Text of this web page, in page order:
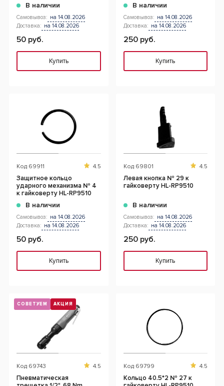
В наличии
Самовывоз: на 14.08.2026
Доставка: на 14.08.2026
50 руб.
Купить
В наличии
Самовывоз: на 14.08.2026
Доставка: на 14.08.2026
250 руб.
Купить
Код 69911 4.5
Защитное кольцо
ударного механизма № 4
к гайковерту HL-RP9510
В наличии
Самовывоз: на 14.08.2026
Доставка: на 14.08.2026
50 руб.
Купить
Код 69801 4.5
Левая кнопка № 29 к
гайковерту HL-RP9510
В наличии
Самовывоз: на 14.08.2026
Доставка: на 14.08.2026
250 руб.
Купить
СОВЕТУЕМ АКЦИЯ
Код 69743 4.5
Пневматическая
Код 69799 4.5
Кольцо 40.5*2 № 27 к